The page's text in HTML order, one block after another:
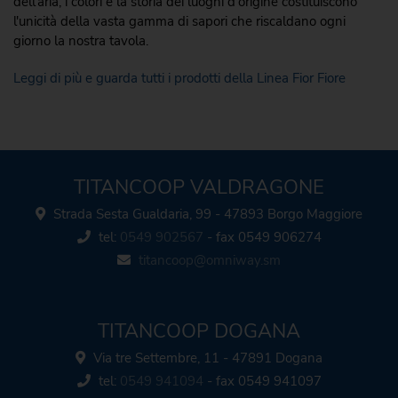
l'unicità della vasta gamma di sapori che riscaldano ogni
giorno la nostra tavola.
Leggi di più e guarda tutti i prodotti della Linea Fior Fiore
TITANCOOP VALDRAGONE
Strada Sesta Gualdaria, 99 - 47893 Borgo Maggiore
tel: 0549 902567 - fax 0549 906274
titancoop@omniway.sm
TITANCOOP DOGANA
Via tre Settembre, 11 - 47891 Dogana
tel: 0549 941094 - fax 0549 941097